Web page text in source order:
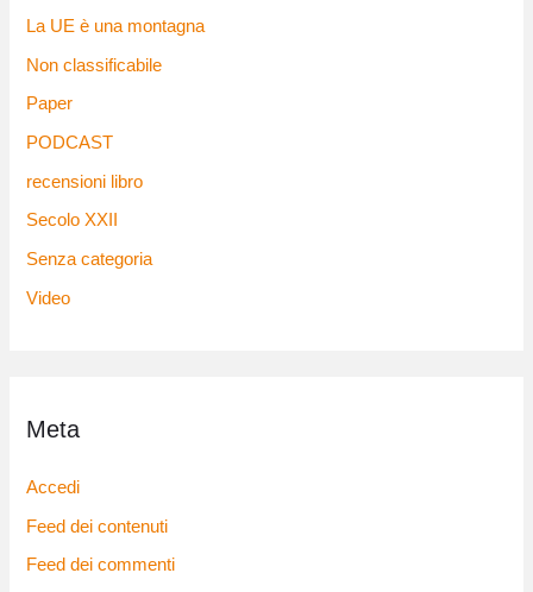
La UE è una montagna
Non classificabile
Paper
PODCAST
recensioni libro
Secolo XXII
Senza categoria
Video
Meta
Accedi
Feed dei contenuti
Feed dei commenti